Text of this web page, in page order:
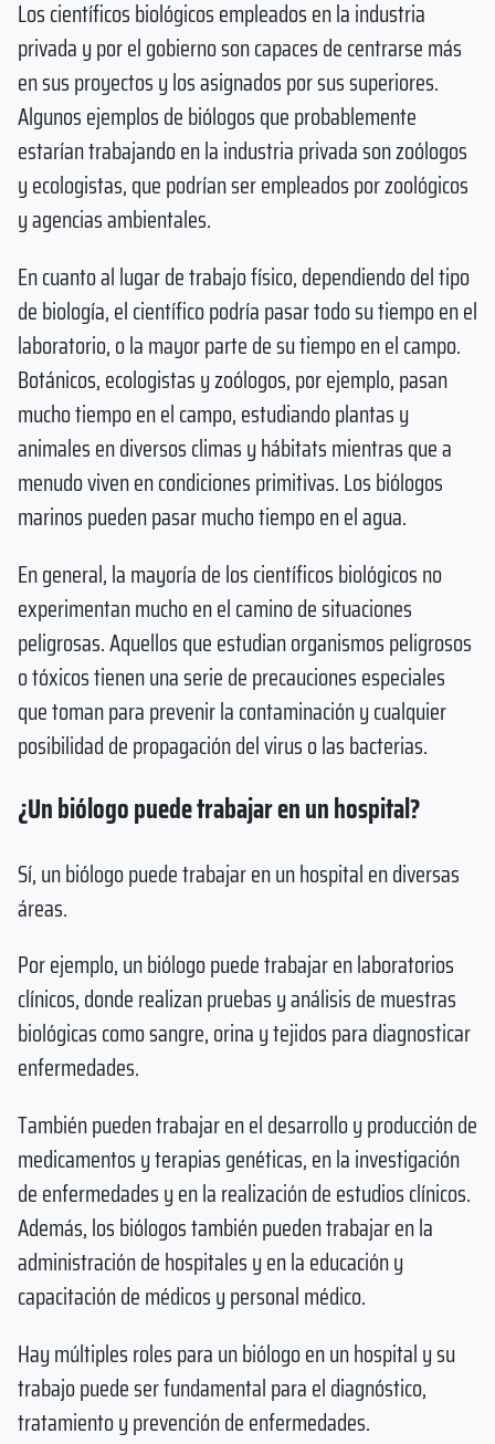
Los científicos biológicos empleados en la industria
privada y por el gobierno son capaces de centrarse más
en sus proyectos y los asignados por sus superiores.
Algunos ejemplos de biólogos que probablemente
estarían trabajando en la industria privada son zoólogos
y ecologistas, que podrían ser empleados por zoológicos
y agencias ambientales.
En cuanto al lugar de trabajo físico, dependiendo del tipo
de biología, el científico podría pasar todo su tiempo en el
laboratorio, o la mayor parte de su tiempo en el campo.
Botánicos, ecologistas y zoólogos, por ejemplo, pasan
mucho tiempo en el campo, estudiando plantas y
animales en diversos climas y hábitats mientras que a
menudo viven en condiciones primitivas. Los biólogos
marinos pueden pasar mucho tiempo en el agua.
En general, la mayoría de los científicos biológicos no
experimentan mucho en el camino de situaciones
peligrosas. Aquellos que estudian organismos peligrosos
o tóxicos tienen una serie de precauciones especiales
que toman para prevenir la contaminación y cualquier
posibilidad de propagación del virus o las bacterias.
¿Un biólogo puede trabajar en un hospital?
Sí, un biólogo puede trabajar en un hospital en diversas
áreas.
Por ejemplo, un biólogo puede trabajar en laboratorios
clínicos, donde realizan pruebas y análisis de muestras
biológicas como sangre, orina y tejidos para diagnosticar
enfermedades.
También pueden trabajar en el desarrollo y producción de
medicamentos y terapias genéticas, en la investigación
de enfermedades y en la realización de estudios clínicos.
Además, los biólogos también pueden trabajar en la
administración de hospitales y en la educación y
capacitación de médicos y personal médico.
Hay múltiples roles para un biólogo en un hospital y su
trabajo puede ser fundamental para el diagnóstico,
tratamiento y prevención de enfermedades.